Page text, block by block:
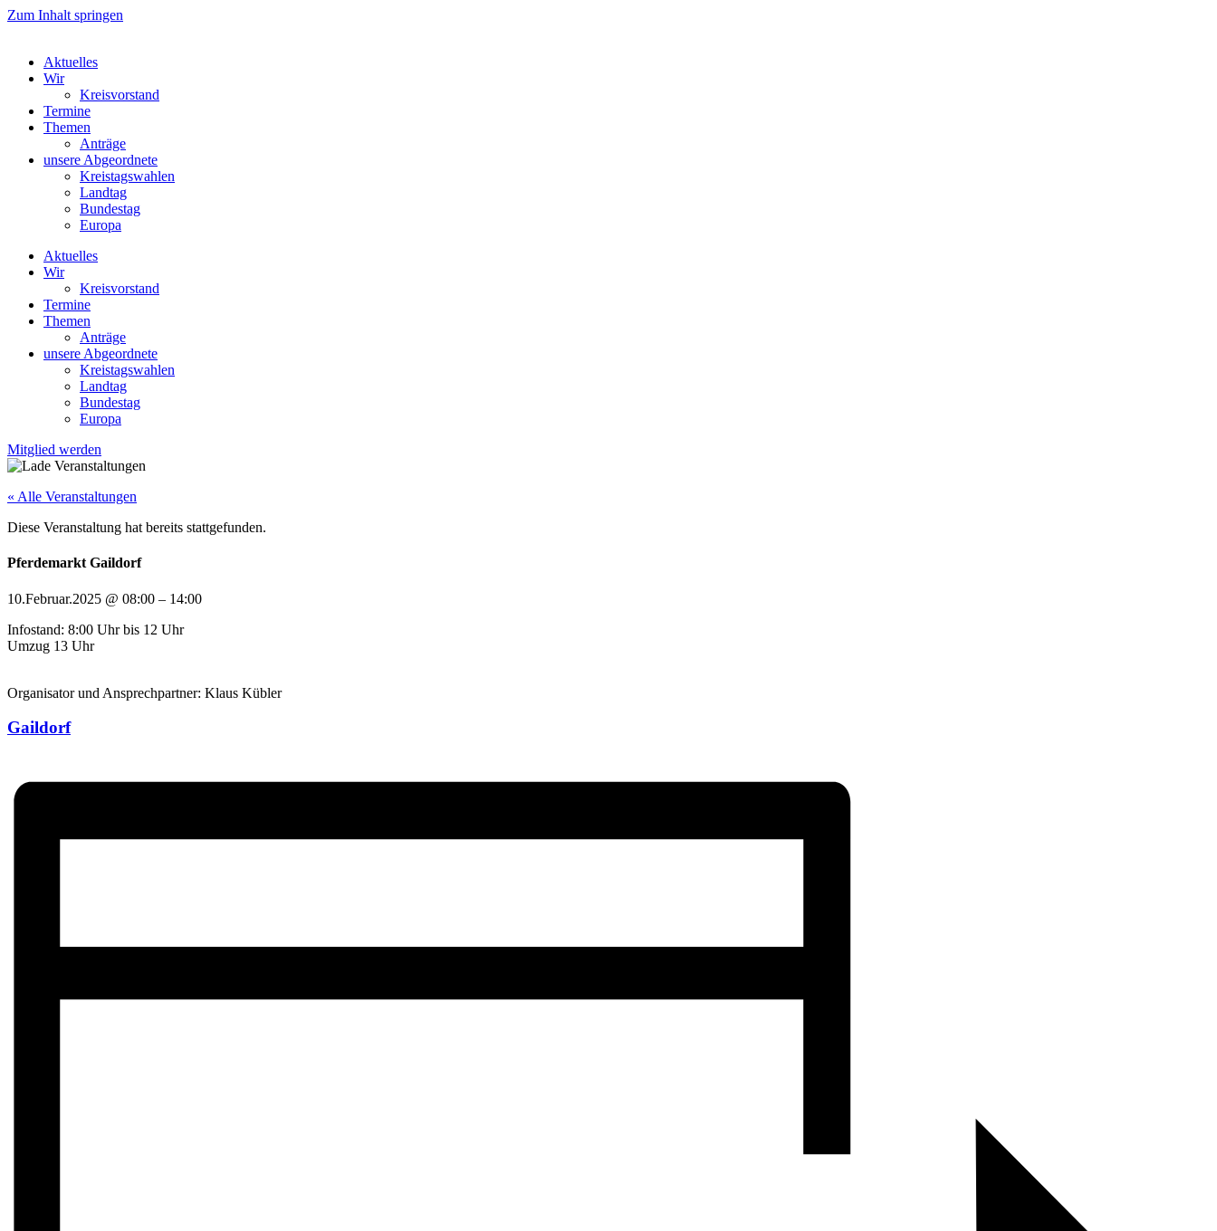
Zum Inhalt springen
Aktuelles
Wir
Kreisvorstand
Termine
Themen
Anträge
unsere Abgeordnete
Kreistagswahlen
Landtag
Bundestag
Europa
Aktuelles
Wir
Kreisvorstand
Termine
Themen
Anträge
unsere Abgeordnete
Kreistagswahlen
Landtag
Bundestag
Europa
Mitglied werden
« Alle Veranstaltungen
Diese Veranstaltung hat bereits stattgefunden.
Pferdemarkt Gaildorf
10.Februar.2025 @ 08:00 – 14:00
Infostand: 8:00 Uhr bis 12 Uhr
Umzug 13 Uhr
Organisator und Ansprechpartner: Klaus Kübler
Gaildorf